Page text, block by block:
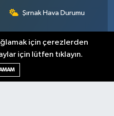
Şırnak Hava Durumu
Şırnak Trafik Yoğunluk
Haritası
için çerezlerden
için lütfen tıklayın.